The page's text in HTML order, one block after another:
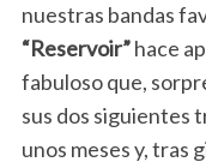
nuestras bandas
“Reservoir”hace
fabuloso que,
sus dos siguientes
unos meses y, tras